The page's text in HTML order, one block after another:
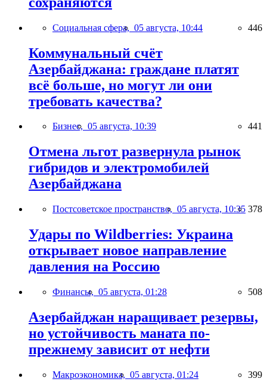
Социальная сфера, 05 августа, 10:44 446
Коммунальный счёт
Азербайджана: граждане платят
всё больше, но могут ли они
требовать качества?
Бизнес, 05 августа, 10:39 441
Отмена льгот развернула рынок
гибридов и электромобилей
Азербайджана
Постсоветское пространство, 05 августа, 10:35 378
Удары по Wildberries: Украина
открывает новое направление
давления на Россию
Финансы, 05 августа, 01:28 508
Азербайджан наращивает резервы,
но устойчивость маната по-
прежнему зависит от нефти
Макроэкономика, 05 августа, 01:24 399